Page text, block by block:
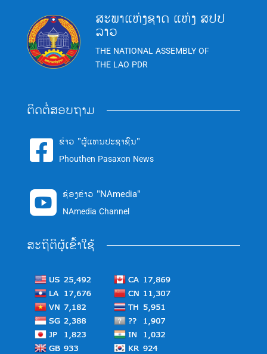
ສະພາແຫ່ງຊາດ ແຫ່ງ ສປປ
ລາວ
THE NATIONAL ASSEMBLY OF
THE LAO PDR
ຕິດຕໍ່ສອບຖາມ
 ຂ່າວ "ຜູ້ແທນປະຊາຊົນ"
Phouthen Pasaxon News
 ຊ່ອງຂ່າວ "NAmedia"
NAmedia Channel
ສະຖິຕິຜູ້ເຂົ້າໃຊ້